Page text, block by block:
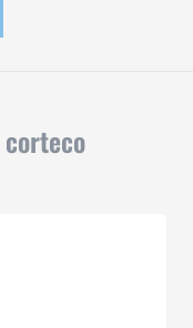
corteco